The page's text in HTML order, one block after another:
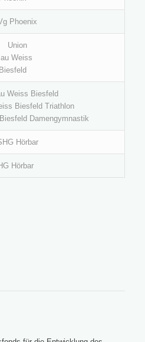
Phoenix
Weiss Biesfeld
Biesfeld Triathlon
Damengymnastik
Hörbar